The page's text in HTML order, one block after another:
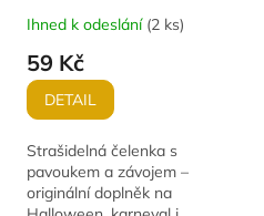
Ihned k odeslání (2 ks)
59 Kč
DETAIL
Strašidelná čelenka s
pavoukem a závojem –
originální doplněk na